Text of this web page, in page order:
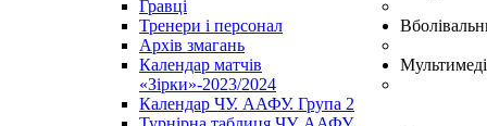
Гравці
Тренери і персонал
Архів змагань
Календар матчів
«Зірки»-2023/2024
Календар ЧУ. ААФУ. Група 2